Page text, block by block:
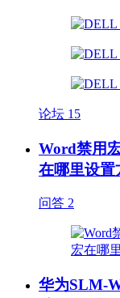
论坛 15
Word禁用
在哪里设置
问答 2
华为SLM-